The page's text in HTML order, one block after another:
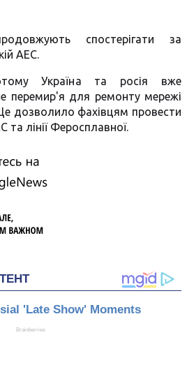
спостерігати за
АЕС.
Україна та росія вже
перемир'я для ремонту мережі
дозволило фахівцям провести
та лінії Феросплавної.